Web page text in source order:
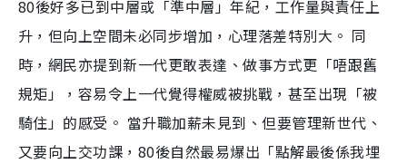
80後好多已到中層或「準中層」年紀，工作量與責任上
升，但向上空間未必同步增加，心理落差特別大。 同
時，網民亦提到新一代更敢表達、做事方式更「唔跟舊
規矩」，容易令上一代覺得權威被挑戰，甚至出現「被
騎住」的感受。 當升職加薪未見到、但要管理新世代、
又要向上交功課，80後自然最易爆出「點解最後係我埋